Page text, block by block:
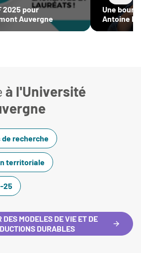
2025 pour
Auvergne
Une
Antoine
(UCA /
à l'Université
recherche
territoriale
25
DES MODELES DE VIE ET DE
DURABLES